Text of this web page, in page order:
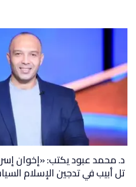
د. محمد عبود يكتب: «إخوان
تل أبيب في تدجين الإسلام